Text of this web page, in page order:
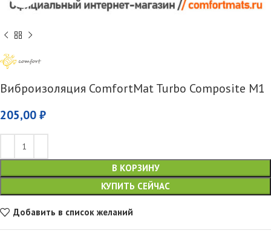
Виброизоляция ComfortMat Turbo Composite M1
205,00 ₽
В КОРЗИНУ
КУПИТЬ СЕЙЧАС
Добавить в список желаний